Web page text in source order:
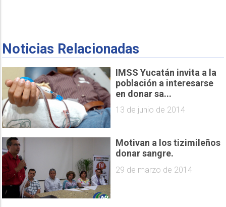
Noticias Relacionadas
IMSS Yucatán invita a la
población a interesarse
en donar sa...
13 de junio de 2014
Motivan a los tizimileños
donar sangre.
29 de marzo de 2014